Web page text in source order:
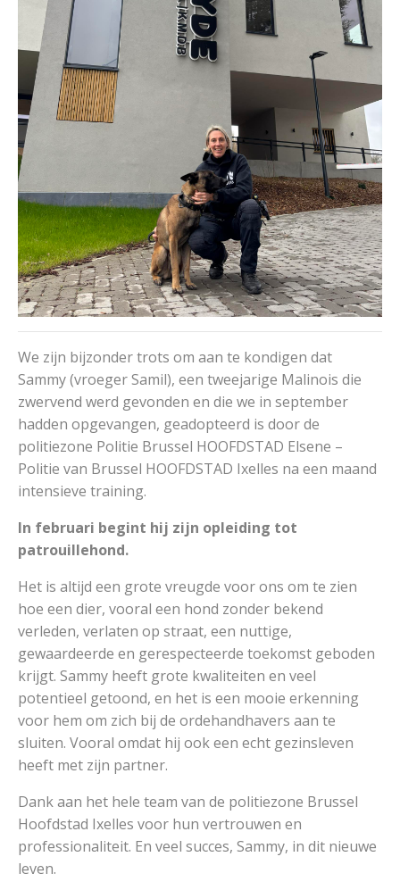
We zijn bijzonder trots om aan te kondigen dat
Sammy (vroeger Samil), een tweejarige Malinois die
zwervend werd gevonden en die we in september
hadden opgevangen, geadopteerd is door de
politiezone Politie Brussel HOOFDSTAD Elsene –
Politie van Brussel HOOFDSTAD Ixelles na een maand
intensieve training.
In februari begint hij zijn opleiding tot
patrouillehond.
Het is altijd een grote vreugde voor ons om te zien
hoe een dier, vooral een hond zonder bekend
verleden, verlaten op straat, een nuttige,
gewaardeerde en gerespecteerde toekomst geboden
krijgt. Sammy heeft grote kwaliteiten en veel
potentieel getoond, en het is een mooie erkenning
voor hem om zich bij de ordehandhavers aan te
sluiten. Vooral omdat hij ook een echt gezinsleven
heeft met zijn partner.
Dank aan het hele team van de politiezone Brussel
Hoofdstad Ixelles voor hun vertrouwen en
professionaliteit. En veel succes, Sammy, in dit nieuwe
leven.